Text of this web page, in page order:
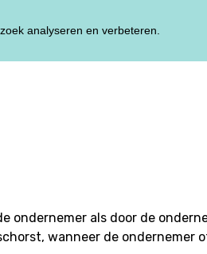
ondernemer als door de
wanneer de ondernemer
analyseren en verbeteren.